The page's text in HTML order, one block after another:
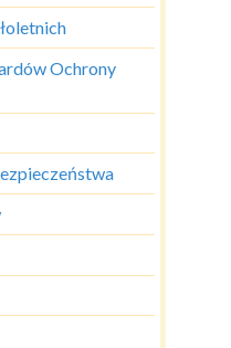
Ochrony